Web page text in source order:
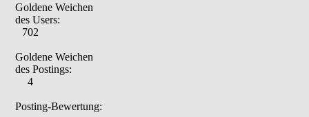
Goldene Weichen
des Users:
702
Goldene Weichen
des Postings:
4
Posting-Bewertung: